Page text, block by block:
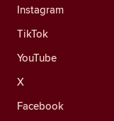
Instagram
TikTok
YouTube
X
Facebook